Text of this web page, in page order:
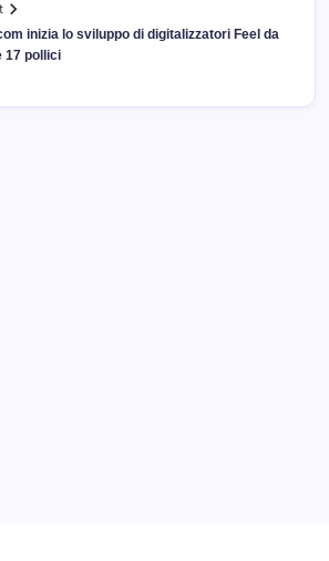
inizia lo sviluppo di digitalizzatori Feel da
17 pollici